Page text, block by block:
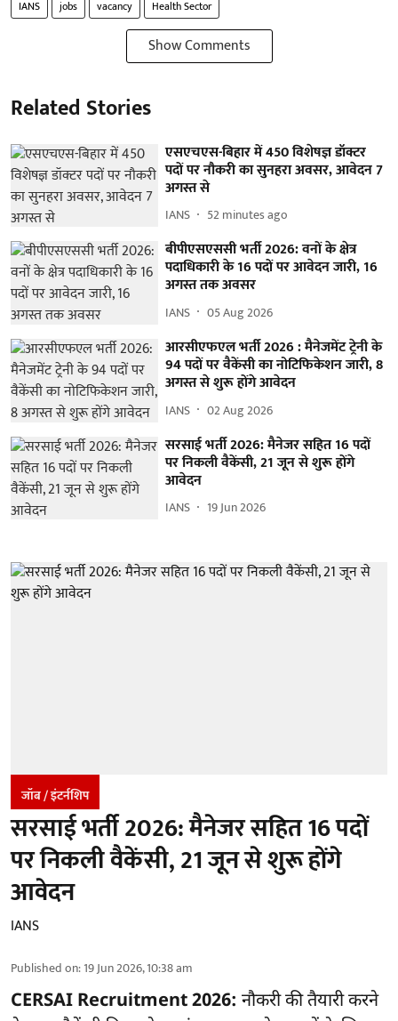
IANS jobs vacancy Health Sector
Show Comments
Related Stories
एसएचएस-बिहार में 450 विशेषज्ञ डॉक्टर
पदों पर नौकरी का सुनहरा अवसर, आवेदन 7
अगस्त से
IANS 52 minutes ago
बीपीएसएससी भर्ती 2026: वनों के क्षेत्र
पदाधिकारी के 16 पदों पर आवेदन जारी, 16
अगस्त तक अवसर
IANS 05 Aug 2026
आरसीएफएल भर्ती 2026 : मैनेजमेंट ट्रेनी के
94 पदों पर वैकेंसी का नोटिफिकेशन जारी, 8
अगस्त से शुरू होंगे आवेदन
IANS 02 Aug 2026
सरसाई भर्ती 2026: मैनेजर सहित 16 पदों
पर निकली वैकेंसी, 21 जून से शुरू होंगे
आवेदन
IANS 19 Jun 2026
जॉब / इंटर्नशिप
सरसाई भर्ती 2026: मैनेजर सहित 16 पदों
पर निकली वैकेंसी, 21 जून से शुरू होंगे
आवेदन
IANS
Published on:19 Jun 2026, 10:38 am
CERSAI Recruitment 2026: नौकरी की तैयारी करने